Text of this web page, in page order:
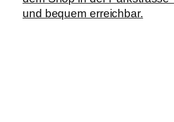
und bequem erreichbar.